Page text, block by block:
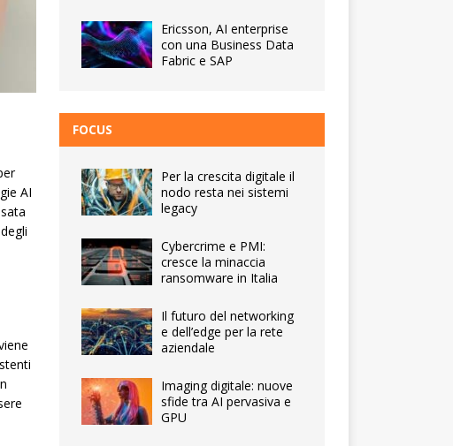
AI
Ericsson, AI enterprise
con una Business Data
Fabric e SAP
FOCUS
Per la crescita digitale il
nodo resta nei sistemi
legacy
Cybercrime e PMI:
cresce la minaccia
ransomware in Italia
Il futuro del networking
e dell’edge per la rete
aziendale
Imaging digitale: nuove
sfide tra AI pervasiva e
GPU